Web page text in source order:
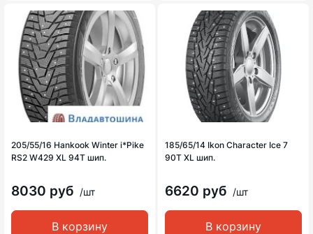
205/55/16 Hankook Winter i*Pike
RS2 W429 XL 94T шип.
8030 руб /шт
В корзину
185/65/14 Ikon Character Ice 7
90T XL шип.
6620 руб /шт
В корзину